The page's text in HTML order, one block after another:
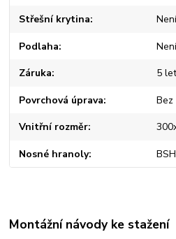
Střešní krytina
Podlaha
Záruka 5 let
Povrchová úprava Bez
Vnitřní rozměr
Nosné hranoly
Montážní návody ke stažení